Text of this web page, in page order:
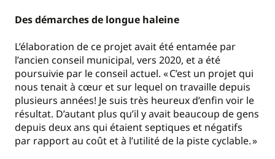
Des démarches de longue haleine
L’élaboration de ce projet avait été entamée par
l’ancien conseil municipal, vers 2020, et a été
poursuivie par le conseil actuel. « C’est un projet qui
nous tenait à cœur et sur lequel on travaille depuis
plusieurs années! Je suis très heureux d’enfin voir le
résultat. D’autant plus qu’il y avait beaucoup de gens
depuis deux ans qui étaient septiques et négatifs
par rapport au coût et à l’utilité de la piste cyclable. »